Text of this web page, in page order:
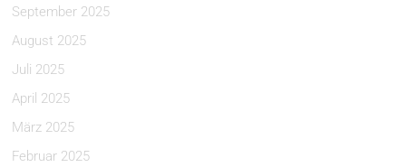
September 2025
August 2025
Juli 2025
April 2025
März 2025
Februar 2025